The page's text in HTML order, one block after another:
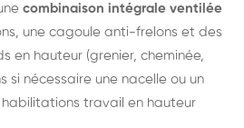
combinaison intégrale ventilée
une cagoule anti-frelons et des
en hauteur (grenier, cheminée,
si nécessaire une nacelle ou un
travail en hauteur